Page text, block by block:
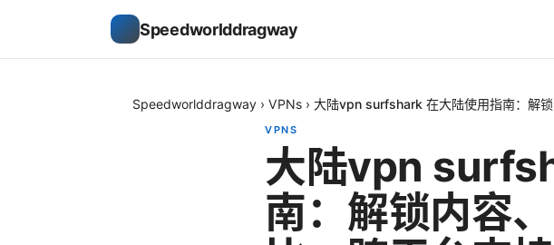
Speedworlddragway
Speedworlddragway › VPNs › 大陆vpn surfshark 在大陆使用指南：解
VPNS
大陆vpn
南：解锁内容